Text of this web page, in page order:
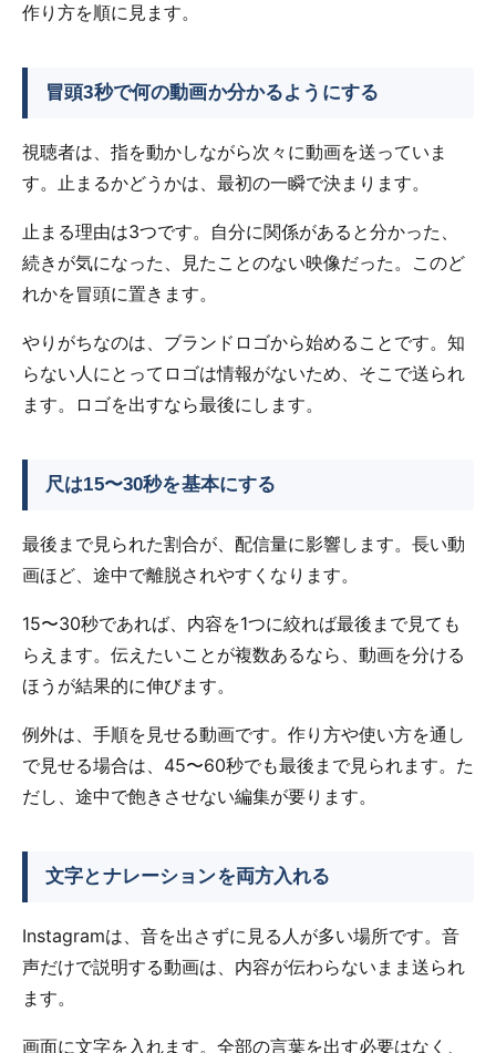
作り方を順に見ます。
冒頭3秒で何の動画か分かるようにする
視聴者は、指を動かしながら次々に動画を送っていま
す。止まるかどうかは、最初の一瞬で決まります。
止まる理由は3つです。自分に関係があると分かった、
続きが気になった、見たことのない映像だった。このど
れかを冒頭に置きます。
やりがちなのは、ブランドロゴから始めることです。知
らない人にとってロゴは情報がないため、そこで送られ
ます。ロゴを出すなら最後にします。
尺は15〜30秒を基本にする
最後まで見られた割合が、配信量に影響します。長い動
画ほど、途中で離脱されやすくなります。
15〜30秒であれば、内容を1つに絞れば最後まで見ても
らえます。伝えたいことが複数あるなら、動画を分ける
ほうが結果的に伸びます。
例外は、手順を見せる動画です。作り方や使い方を通し
で見せる場合は、45〜60秒でも最後まで見られます。た
だし、途中で飽きさせない編集が要ります。
文字とナレーションを両方入れる
Instagramは、音を出さずに見る人が多い場所です。音
声だけで説明する動画は、内容が伝わらないまま送られ
ます。
画面に文字を入れます。全部の言葉を出す必要はなく、